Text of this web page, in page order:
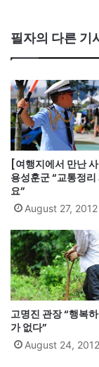
필자의 다른 기
[여행지에서 만난
용성훈군 “교통정
요”
August 27, 2012
고명진 관장 “행복
가 없다”
August 24, 2012